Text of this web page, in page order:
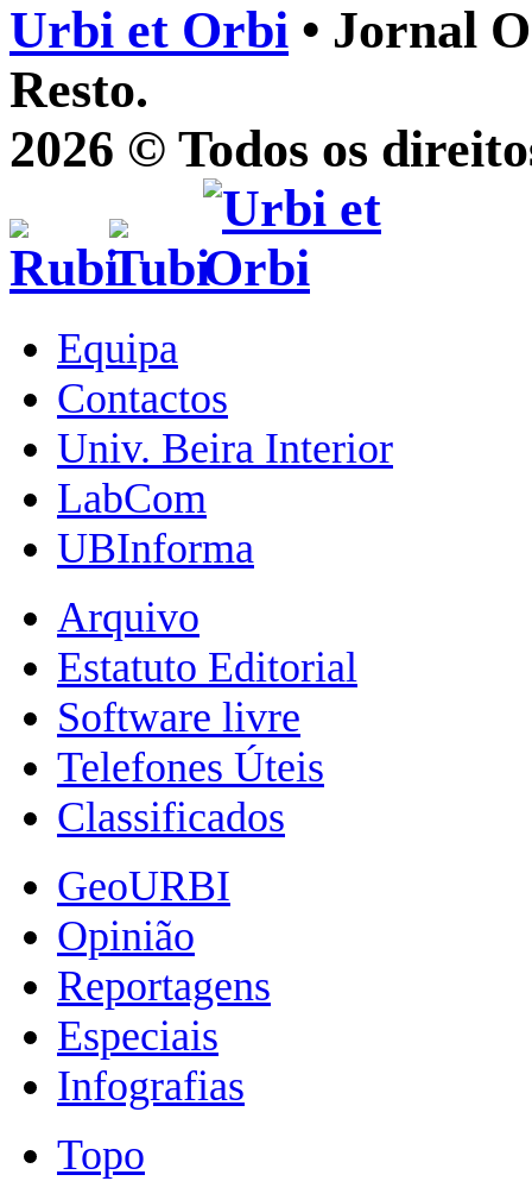
Urbi et Orbi • Jornal
Resto.
2026 © Todos os
Equipa
Contactos
Univ. Beira Interior
LabCom
UBInforma
Arquivo
Estatuto Editorial
Software livre
Telefones Úteis
Classificados
GeoURBI
Opinião
Reportagens
Especiais
Infografias
Topo